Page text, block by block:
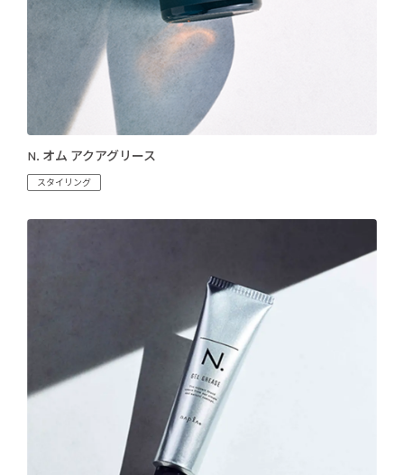
N. オム アクアグリース
スタイリング